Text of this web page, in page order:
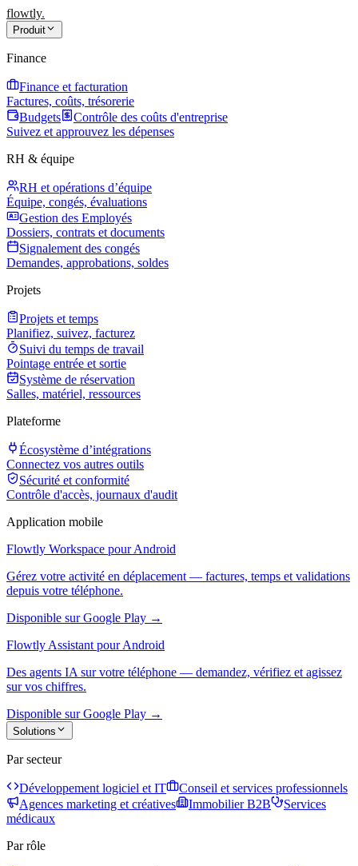
flowtly.
Produit
Finance
Finance et facturation
Factures, coûts, trésorerie
Budgets
Contrôle des coûts d'entreprise
Suivez et approuvez les dépenses
RH & équipe
RH et opérations d’équipe
Équipe, congés, évaluations
Gestion des Employés
Dossiers, contrats et documents
Signalement des congés
Demandes, approbations, soldes
Projets
Projets et temps
Planifiez, suivez, facturez
Suivi du temps de travail
Pointage entrée et sortie
Système de réservation
Salles, matériel, ressources
Plateforme
Écosystème d’intégrations
Connectez vos autres outils
Sécurité et conformité
Contrôle d'accès, journaux d'audit
Application mobile
Flowtly Workspace pour Android
Gérez votre activité en déplacement — factures, temps et validations
depuis votre téléphone.
Disponible sur Google Play →
Flowtly Assistant pour Android
Des agents IA sur votre téléphone — demandez, vérifiez et agissez
sur vos chiffres.
Disponible sur Google Play →
Solutions
Par secteur
Développement logiciel et IT
Conseil et services professionnels
Agences marketing et créatives
Immobilier B2B
Services
médicaux
Par rôle